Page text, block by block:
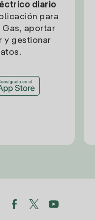
diario
para
Gas, aportar
y gestionar